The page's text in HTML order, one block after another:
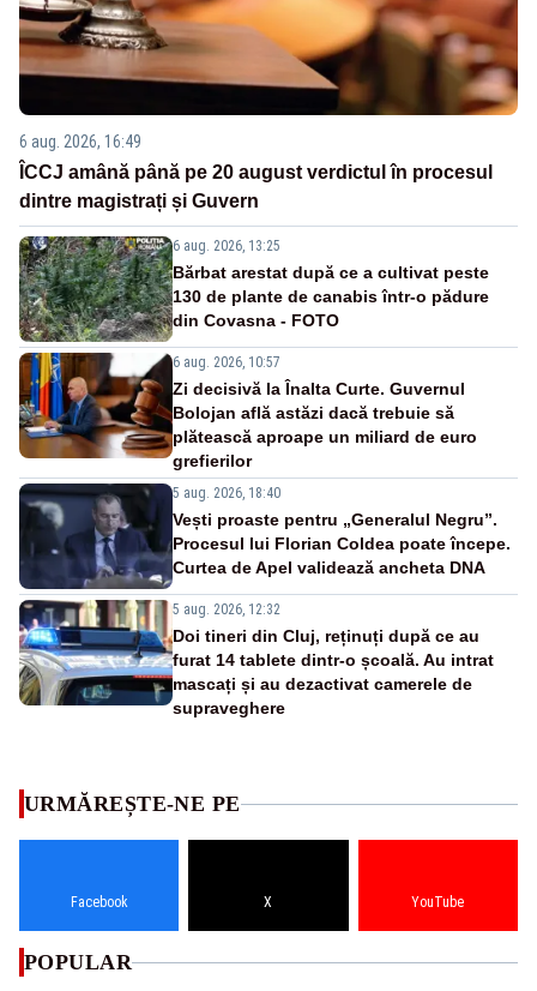
6 aug. 2026, 16:49
ÎCCJ amână până pe 20 august verdictul în procesul
dintre magistrați și Guvern
6 aug. 2026, 13:25
Bărbat arestat după ce a cultivat peste
130 de plante de canabis într-o pădure
din Covasna - FOTO
6 aug. 2026, 10:57
Zi decisivă la Înalta Curte. Guvernul
Bolojan află astăzi dacă trebuie să
plătească aproape un miliard de euro
grefierilor
5 aug. 2026, 18:40
Vești proaste pentru „Generalul Negru”.
Procesul lui Florian Coldea poate începe.
Curtea de Apel validează ancheta DNA
5 aug. 2026, 12:32
Doi tineri din Cluj, reținuți după ce au
furat 14 tablete dintr-o școală. Au intrat
mascați și au dezactivat camerele de
supraveghere
URMĂREȘTE-NE PE
Facebook X YouTube
POPULAR